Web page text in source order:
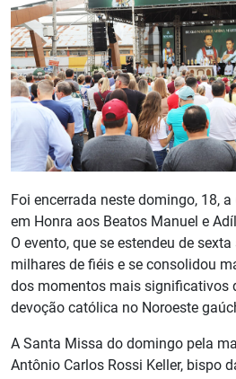
Foi encerrada neste domingo, 18,
em Honra aos Beatos Manuel e
O evento, que se estendeu de
milhares de fiéis e se consolidou
dos momentos mais significativos
devoção católica no Noroeste
A Santa Missa do domingo pela
Antônio Carlos Rossi Keller, bispo